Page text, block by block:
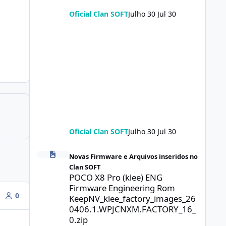
0
Oficial Clan SOFTJulho 30 Jul 30
Oficial Clan SOFTJulho 30 Jul 30
POCO X8 Pro (klee) ENG Firmware Engineering Rom
Novas Firmware e Arquivos inseridos no
Clan SOFT
POCO X8 Pro (klee) ENG
Firmware Engineering Rom
KeepNV_klee_factory_images_26
0406.1.WPJCNXM.FACTORY_16_
0.zip